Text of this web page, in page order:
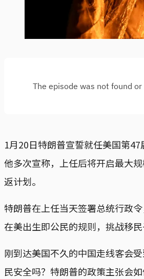
1月20日特朗普宣誓就任美国第47
他多次宣称，上任后将开启最大
返计划。
特朗普在上任当天签署总统行政
在美出生即公民的规则，挑战移民
刚到达美国不久的中国走线客会
民安全吗？特朗普的政策主张会如